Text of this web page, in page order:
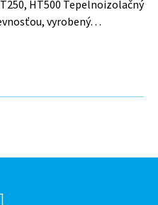
HT500 Tepelnoizolačný
vyrobený…